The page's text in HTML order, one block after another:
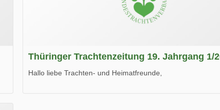
Thüringer Trachtenzeitung 19. Jahrgang 1/
Hallo liebe Trachten- und Heimatfreunde,